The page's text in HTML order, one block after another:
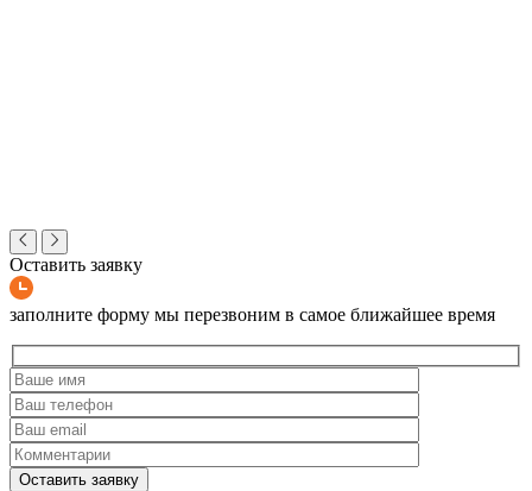
Оставить заявку
заполните форму мы перезвоним в самое ближайшее время
Оставить заявку